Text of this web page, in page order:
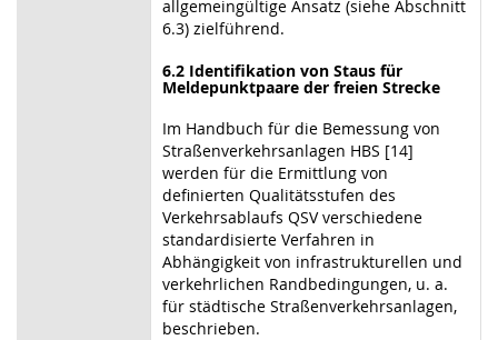
allgemeingültige Ansatz (siehe Abschnitt
6.3) zielführend.
6.2 Identifikation von Staus für
Meldepunktpaare der freien Strecke
Im Handbuch für die Bemessung von
Straßenverkehrsanlagen HBS [14]
werden für die Ermittlung von
definierten Qualitätsstufen des
Verkehrsablaufs QSV verschiedene
standardisierte Verfahren in
Abhängigkeit von infrastrukturellen und
verkehrlichen Randbedingungen, u. a.
für städtische Straßenverkehrsanlagen,
beschrieben.